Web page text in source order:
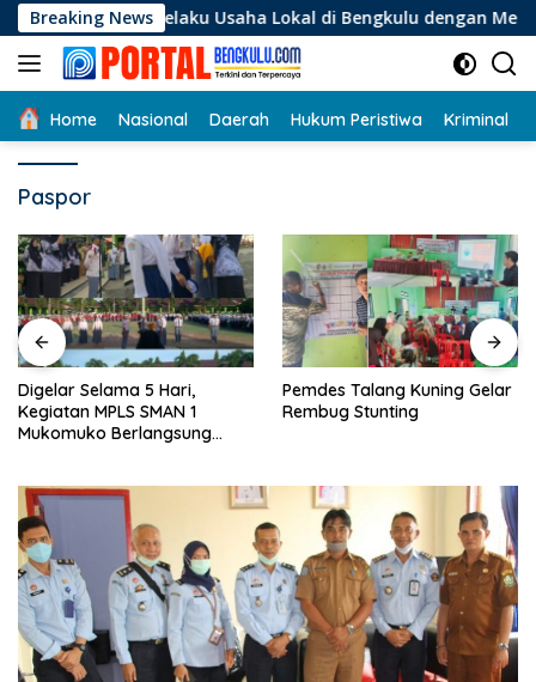
Langsung
ke
konten
Breaking News
Pelaku Usaha Lokal di Bengkulu dengan Meningkatkan
Home Nasional Daerah Hukum Peristiwa Kriminal
Paspor
Digelar Selama 5 Hari,
Kegiatan MPLS SMAN 1
Mukomuko Berlangsung
Pemdes Talang Kuning Gelar
Rembug Stunting